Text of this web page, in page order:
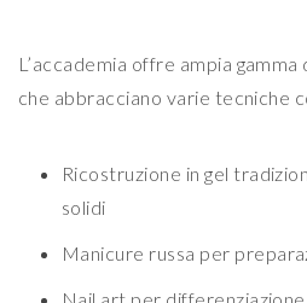
L’accademia offre ampia gamma
che abbracciano varie tecniche
Ricostruzione in gel
solidi
Manicure russa per